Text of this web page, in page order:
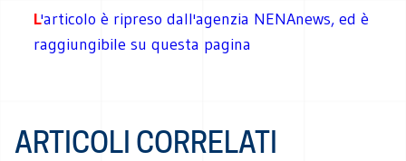
L'articolo è ripreso dall'agenzia NENAnews, ed è
raggiungibile su questa pagina
ARTICOLI CORRELATI